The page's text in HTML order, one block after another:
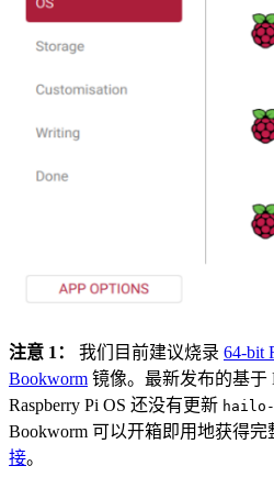
注意 1： 我们目前建议烧录 64-bit
Bookworm 镜像。最新发布的基于
Raspberry Pi OS 还没有更新
Bookworm 可以开箱即用地获得
接。